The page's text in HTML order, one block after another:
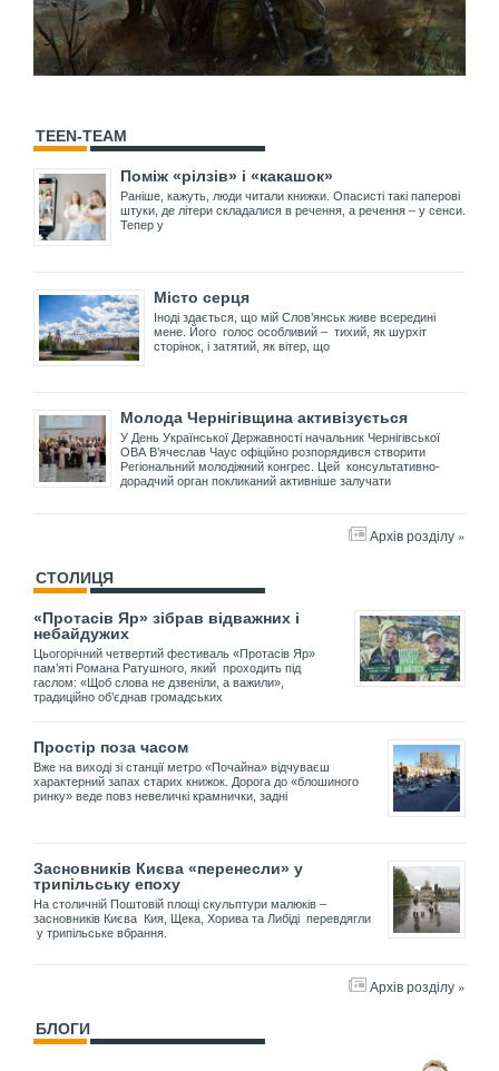
TEEN-TEAM
Поміж «рілзів» і «какашок»
Раніше, кажуть, люди читали книжки. Опасисті такі паперові
штуки, де літери складалися в речення, а речення – у сенси.
Тепер у
Місто серця
Іноді здається, що мій Слов’янськ живе всередині
мене. Його голос особливий – тихий, як шурхіт
сторінок, і затятий, як вітер, що
Молода Чернігівщина активізується
У День Української Державності начальник Чернігівської
ОВА В’ячеслав Чаус офіційно розпорядився створити
Регіональний молодіжний конгрес. Цей консультативно-
дорадчий орган покликаний активніше залучати
Архів розділу »
СТОЛИЦЯ
«Протасів Яр» зібрав відважних і
небайдужих
Цьогорічний четвертий фестиваль «Протасів Яр»
пам’яті Романа Ратушного, який проходить під
гаслом: «Щоб слова не дзвеніли, а важили»,
традиційно об’єднав громадських
Простір поза часом
Вже на виході зі станції метро «Почайна» відчуваєш
характерний запах старих книжок. Дорога до «блошиного
ринку» веде повз невеличкі крамнички, задні
Засновників Києва «перенесли» у
трипільську епоху
На столичній Поштовій площі скульптури малюків –
засновників Києва Кия, Щека, Хорива та Либіді перевдягли
у трипільське вбрання.
Архів розділу »
БЛОГИ